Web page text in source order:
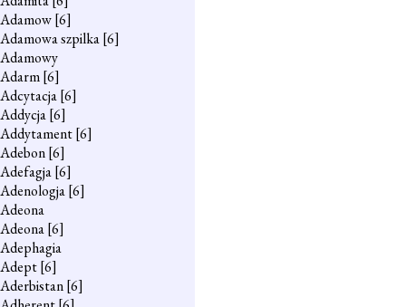
Adamow[6]
Adamowa szpilka[6]
Adamowy
Adarm[6]
Adcytacja[6]
Addycja[6]
Addytament[6]
Adebon[6]
Adefagja[6]
Adenologja[6]
Adeona
Adeona[6]
Adephagia
Adept[6]
Aderbistan[6]